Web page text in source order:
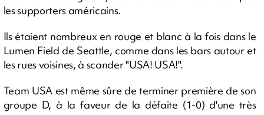
les supporters américains.
Ils étaient nombreux en rouge et blanc à la fois dans le
Lumen Field de Seattle, comme dans les bars autour et
les rues voisines, à scander "USA! USA!".
Team USA est même sûre de terminer première de son
groupe D, à la faveur de la défaite (1-0) d'une très